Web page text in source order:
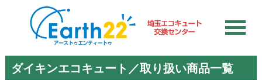
ダイキンエコキュート／取り扱い商品一覧